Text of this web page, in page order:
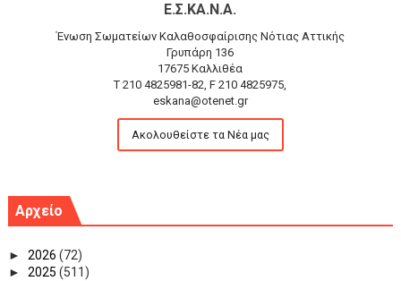
Ε.Σ.ΚΑ.Ν.Α.
Ένωση Σωματείων Καλαθοσφαίρισης Νότιας Αττικής
Γρυπάρη 136
17675 Καλλιθέα
T 210 4825981-82, F 210 4825975,
eskana@otenet.gr
Ακολουθείστε τα Νέα μας
Αρχείο
► 2026 (72)
► 2025 (511)